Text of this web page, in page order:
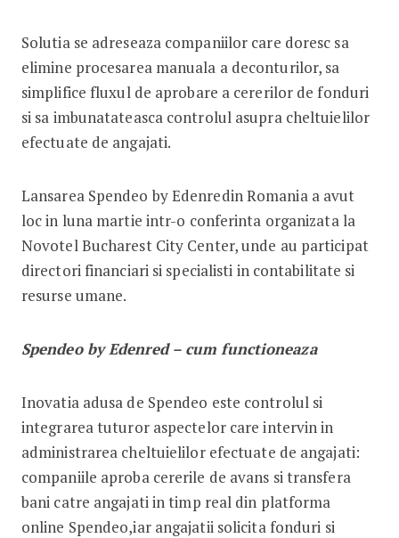
Solutia se adreseaza companiilor care doresc sa
elimine procesarea manuala a deconturilor, sa
simplifice fluxul de aprobare a cererilor de fonduri
si sa imbunatateasca controlul asupra cheltuielilor
efectuate de angajati.
Lansarea Spendeo by Edenredin Romania a avut
loc in luna martie intr-o conferinta organizata la
Novotel Bucharest City Center, unde au participat
directori financiari si specialisti in contabilitate si
resurse umane.
Spendeo by Edenred – cum functioneaza
Inovatia adusa de Spendeo este controlul si
integrarea tuturor aspectelor care intervin in
administrarea cheltuielilor efectuate de angajati:
companiile aproba cererile de avans si transfera
bani catre angajati in timp real din platforma
online Spendeo,iar angajatii solicita fonduri si